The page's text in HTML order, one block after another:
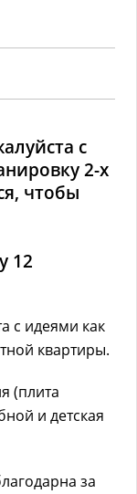
с
2-х
чтобы
12
с идеями как
квартиры.
(плита
и детская
за